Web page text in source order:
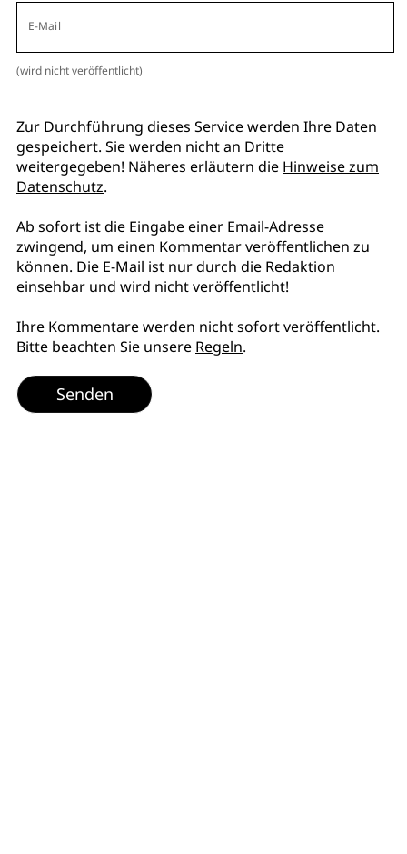
E-Mail
(wird nicht veröffentlicht)
Zur Durchführung dieses Service werden Ihre Daten
gespeichert. Sie werden nicht an Dritte
weitergegeben! Näheres erläutern die Hinweise zum
Datenschutz.
Ab sofort ist die Eingabe einer Email-Adresse
zwingend, um einen Kommentar veröffentlichen zu
können. Die E-Mail ist nur durch die Redaktion
einsehbar und wird nicht veröffentlicht!
Ihre Kommentare werden nicht sofort veröffentlicht.
Bitte beachten Sie unsere Regeln.
Senden